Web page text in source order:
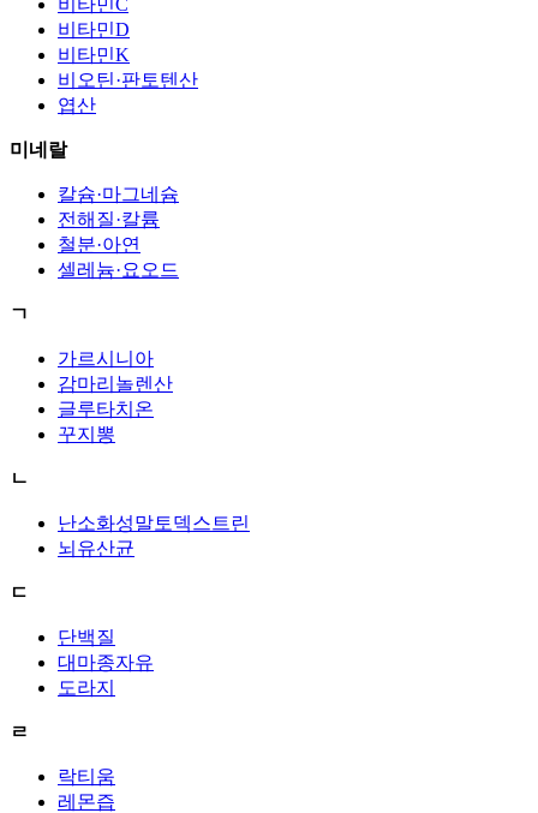
비타민D
비타민K
비오틴·판토텐산
엽산
미네랄
칼슘·마그네슘
전해질·칼륨
철분·아연
셀레늄·요오드
ㄱ
가르시니아
감마리놀렌산
글루타치온
꾸지뽕
ㄴ
난소화성말토덱스트린
뇌유산균
ㄷ
단백질
대마종자유
도라지
ㄹ
락티움
레몬즙